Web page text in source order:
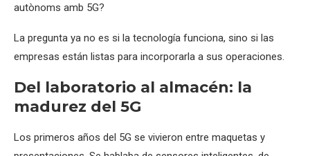
La pregunta ya no es si la tecnología funciona, sino si las
empresas están listas para incorporarla a sus operaciones.
Del laboratorio al almacén: la
madurez del 5G
Los primeros años del 5G se vivieron entre maquetas y